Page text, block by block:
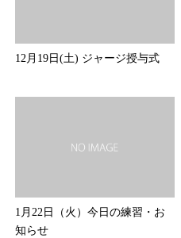
12月19日(土) ジャージ授与式
1月22日（火）今日の練習・お
知らせ